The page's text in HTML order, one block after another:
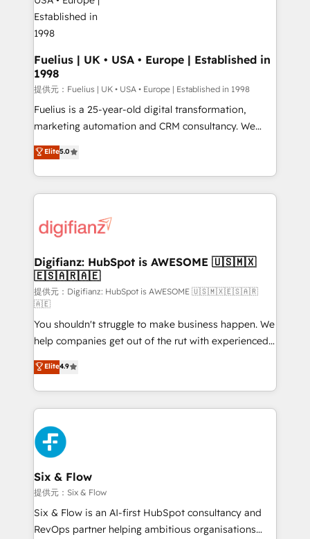
G-Cloud 14 CCS (Crown Commercial Service)
framework, meaning we've been accredited by
HubSpot and vetted by the CCS, which means we
can support public sector companies as well the
other ones listed in our profile. Our services: -
HubSpot implementation - HubSpot CMS website
build We can do lots of things. But everything we do
is there for you to: - Grow revenue, and run your
relationships with customers - Make better
decisions with data - Find a new voice and reach
Fuelius | UK • USA • Europe | Established in
1998
提供元：Fuelius | UK • USA • Europe | Established in 1998
Fuelius is a 25-year-old digital transformation,
marketing automation and CRM consultancy. We
enable mid-market and enterprise clients to
maximise their return from digital and fuel their
growth. We modernise platforms, streamline
operations that are causing inefficiencies, improve
supercharge revenue operations Key services: • CRM
Transformation / Web Development • RevOps &
Sales Consulting • Marketing Automation What
makes us different? 🚀 Top 0.5% of global HubSpot
agencies ⚙️ The strongest technical ability and
integration capabilities 💼 Consultative, long-term
partners who will embed ourselves into your
business, processes and systems 🏢 We specialise in
working with mid-market and enterprise
organisations, global organisations and those with
complex use cases 🏆 CRM Implementation,
Platform Enablement, Custom Integration and
Onboarding Accredited 🔐 ISO27001 & ISO9001
Certified
Elite5.0
Digifianz: HubSpot is AWESOME 🇺🇸🇲🇽
🇪🇸🇦🇷🇦🇪
提供元：Digifianz: HubSpot is AWESOME 🇺🇸🇲🇽🇪🇸🇦🇷
🇦🇪
You shouldn't struggle to make business happen. We
help companies get out of the rut with experienced,
process-oriented teams implementing HubSpot
Marketing, Sales, Service, CMS and Operations Hub,
so selling and actually engaging with your customers
feels easy and pain-free. We are a top ranked
HubSpot Elite Partner, winner of Rookie of the Year
and Customer First Awards, 4.9/5 rating in HubSpot
Reviews and 4.9/5 rating in Clutch Reviews. Digifianz
helps the following industries: logistics & 3PL, home
improvement & construction, branding and
commercialization, real estate, health, education,
SaaS, Software Dev & IT and consulting, make the
Elite4.9
Six & Flow
提供元：Six & Flow
Six & Flow is an AI-first HubSpot consultancy and
RevOps partner helping ambitious organisations